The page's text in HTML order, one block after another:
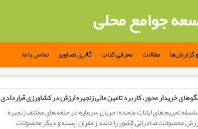
جوامع محلی
و گزارش‌ها مقالات معرفی کتاب گالری تصاویر تماس با ما
خریدار محور، کاربرد تامین مالی زنجیره ارزش در کشاورزی قراردادی
تحریم های ایالات متحده؛ جریان سرمایه در حلقه های مختلف زنجیره
محصولات صادراتی کشور را مانند زعفران، پسته و دیگر محصولات